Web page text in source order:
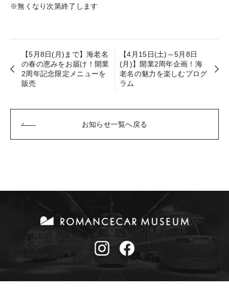
※無くなり次第終了します
【5月8日(月)まで】海老名
の春の恵みをお届け！開業
2周年記念限定メニューを
販売
【4月15日(土)～5月8日
(月)】開業2周年企画！海
老名の魅力を楽しむプログ
ラム
お知らせ一覧へ戻る